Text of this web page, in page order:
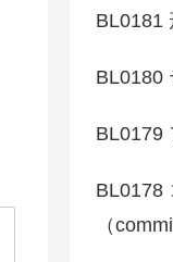
BL0181
BL0180
BL0179
BL0178
（